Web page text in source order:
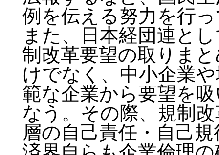
例を伝える努力を行
また、日本経団連と
制改革要望の取りま
けでなく、中小企業
範な企業から要望を
なう。その際、規制
層の自己責任・自己